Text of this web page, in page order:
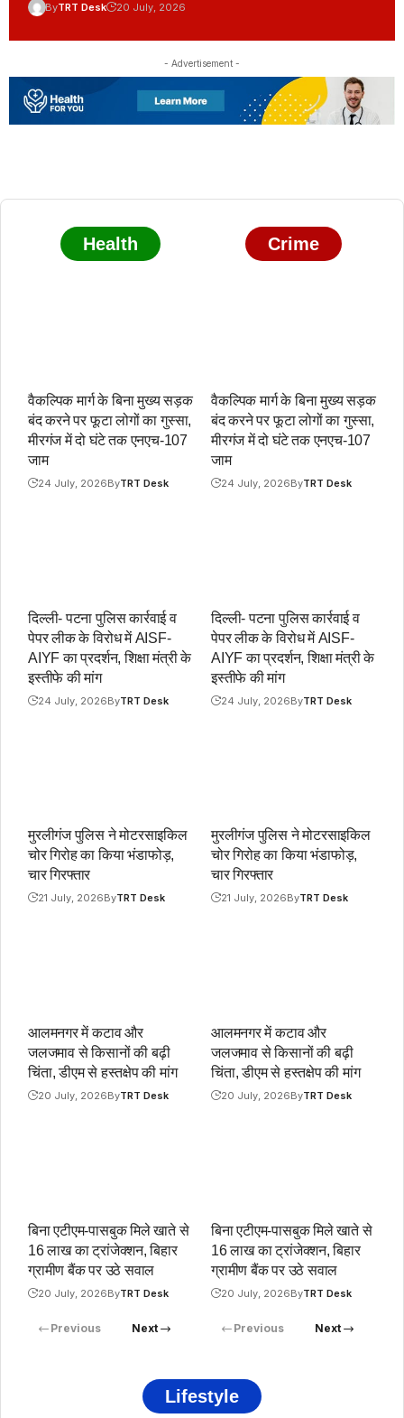
ByTRT Desk 20 July, 2026
- Advertisement -
Health
वैकल्पिक मार्ग के बिना मुख्य सड़क
बंद करने पर फूटा लोगों का गुस्सा,
मीरगंज में दो घंटे तक एनएच-107
जाम
24 July, 2026ByTRT Desk
दिल्ली- पटना पुलिस कार्रवाई व
पेपर लीक के विरोध में AISF-
AIYF का प्रदर्शन, शिक्षा मंत्री के
इस्तीफे की मांग
24 July, 2026ByTRT Desk
मुरलीगंज पुलिस ने मोटरसाइकिल
चोर गिरोह का किया भंडाफोड़,
चार गिरफ्तार
21 July, 2026ByTRT Desk
आलमनगर में कटाव और
जलजमाव से किसानों की बढ़ी
चिंता, डीएम से हस्तक्षेप की मांग
20 July, 2026ByTRT Desk
बिना एटीएम-पासबुक मिले खाते से
16 लाख का ट्रांजेक्शन, बिहार
ग्रामीण बैंक पर उठे सवाल
20 July, 2026ByTRT Desk
Previous Next
Crime
वैकल्पिक मार्ग के बिना मुख्य सड़क
बंद करने पर फूटा लोगों का गुस्सा,
मीरगंज में दो घंटे तक एनएच-107
जाम
24 July, 2026ByTRT Desk
दिल्ली- पटना पुलिस कार्रवाई व
पेपर लीक के विरोध में AISF-
AIYF का प्रदर्शन, शिक्षा मंत्री के
इस्तीफे की मांग
24 July, 2026ByTRT Desk
मुरलीगंज पुलिस ने मोटरसाइकिल
चोर गिरोह का किया भंडाफोड़,
चार गिरफ्तार
21 July, 2026ByTRT Desk
आलमनगर में कटाव और
जलजमाव से किसानों की बढ़ी
चिंता, डीएम से हस्तक्षेप की मांग
20 July, 2026ByTRT Desk
बिना एटीएम-पासबुक मिले खाते से
16 लाख का ट्रांजेक्शन, बिहार
ग्रामीण बैंक पर उठे सवाल
20 July, 2026ByTRT Desk
Previous Next
Lifestyle